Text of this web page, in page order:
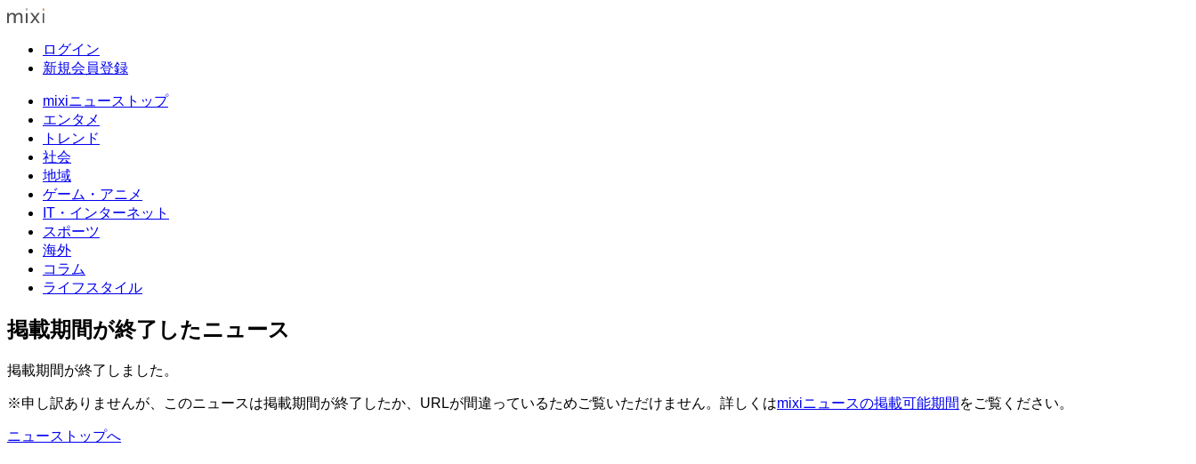
ログイン
新規会員登録
mixiニューストップ
エンタメ
トレンド
社会
地域
ゲーム・アニメ
IT・インターネット
スポーツ
海外
コラム
ライフスタイル
掲載期間が終了したニュース
掲載期間が終了しました。
※申し訳ありませんが、このニュースは掲載期間が終了したか、URLが間違っているためご覧いただけません。詳しくはmixiニュースの掲載可能期間 をご覧ください。
ニューストップへ